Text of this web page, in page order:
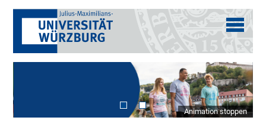
Animation stoppen